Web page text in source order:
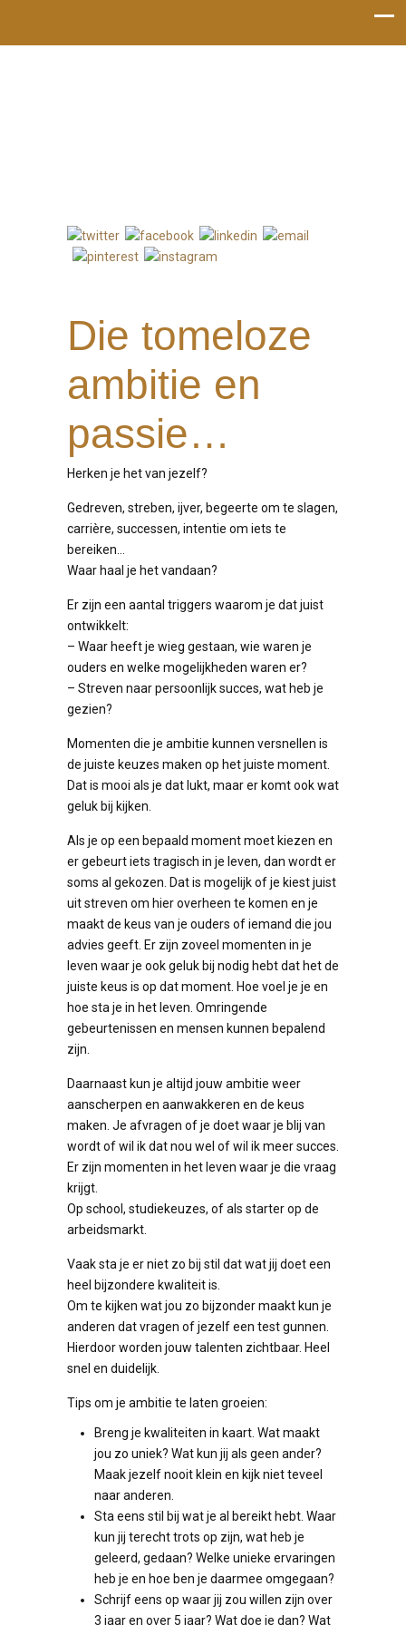
Die tomeloze
ambitie en
passie…
Herken je het van jezelf?
Gedreven, streben, ijver, begeerte om te slagen,
carrière, successen, intentie om iets te
bereiken…
Waar haal je het vandaan?
Er zijn een aantal triggers waarom je dat juist
ontwikkelt:
– Waar heeft je wieg gestaan, wie waren je
ouders en welke mogelijkheden waren er?
– Streven naar persoonlijk succes, wat heb je
gezien?
Momenten die je ambitie kunnen versnellen is
de juiste keuzes maken op het juiste moment.
Dat is mooi als je dat lukt, maar er komt ook wat
geluk bij kijken.
Als je op een bepaald moment moet kiezen en
er gebeurt iets tragisch in je leven, dan wordt er
soms al gekozen. Dat is mogelijk of je kiest juist
uit streven om hier overheen te komen en je
maakt de keus van je ouders of iemand die jou
advies geeft. Er zijn zoveel momenten in je
leven waar je ook geluk bij nodig hebt dat het de
juiste keus is op dat moment. Hoe voel je je en
hoe sta je in het leven. Omringende
gebeurtenissen en mensen kunnen bepalend
zijn.
Daarnaast kun je altijd jouw ambitie weer
aanscherpen en aanwakkeren en de keus
maken. Je afvragen of je doet waar je blij van
wordt of wil ik dat nou wel of wil ik meer succes.
Er zijn momenten in het leven waar je die vraag
krijgt.
Op school, studiekeuzes, of als starter op de
arbeidsmarkt.
Vaak sta je er niet zo bij stil dat wat jij doet een
heel bijzondere kwaliteit is.
Om te kijken wat jou zo bijzonder maakt kun je
anderen dat vragen of jezelf een test gunnen.
Hierdoor worden jouw talenten zichtbaar. Heel
snel en duidelijk.
Tips om je ambitie te laten groeien:
Breng je kwaliteiten in kaart. Wat maakt
jou zo uniek? Wat kun jij als geen ander?
Maak jezelf nooit klein en kijk niet teveel
naar anderen.
Sta eens stil bij wat je al bereikt hebt. Waar
kun jij terecht trots op zijn, wat heb je
geleerd, gedaan? Welke unieke ervaringen
heb je en hoe ben je daarmee omgegaan?
Schrijf eens op waar jij zou willen zijn over
3 jaar en over 5 jaar? Wat doe je dan? Wat